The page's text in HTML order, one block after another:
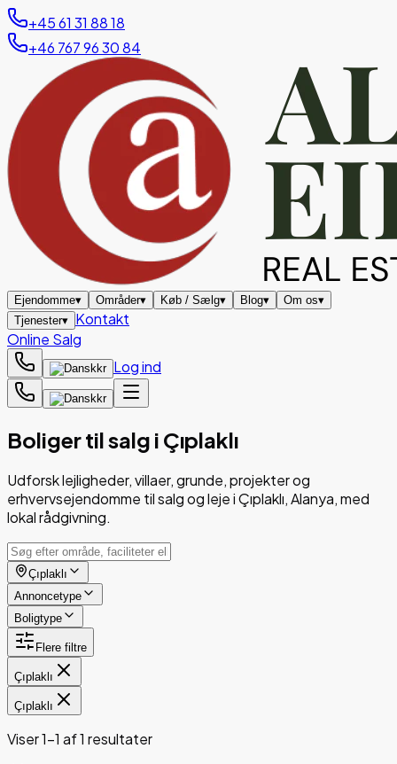
+45 61 31 88 18
+46 767 96 30 84
Ejendomme▾ Områder▾ Køb / Sælg▾ Blog▾ Om os▾
Tjenester▾ Kontakt
Online Salg
kr Log ind
kr
Boliger til salg i Çıplaklı
Udforsk lejligheder, villaer, grunde, projekter og
erhvervsejendomme til salg og leje i Çıplaklı, Alanya, med
lokal rådgivning.
Çıplaklı
Annoncetype
Boligtype
Flere filtre
Çıplaklı
Çıplaklı
Viser 1-1 af 1 resultater